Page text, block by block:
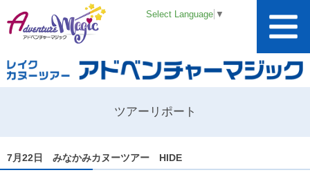
Select Language ▼
ツアーリポート
7月22日 みなかみカヌーツアー HIDE